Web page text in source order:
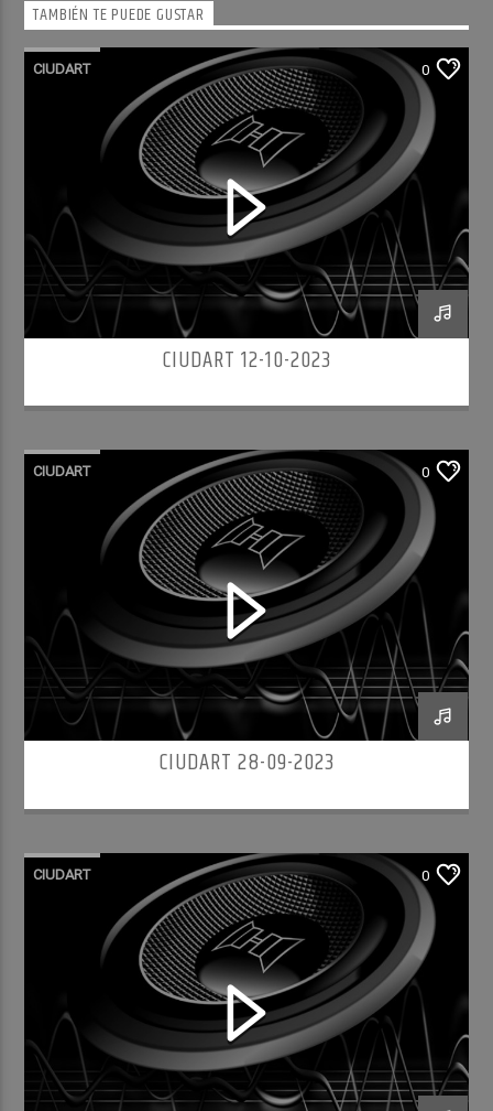
TAMBIÉN TE PUEDE GUSTAR
CIUDART 0
CIUDART 12-10-2023
CIUDART 0
CIUDART 28-09-2023
CIUDART 0